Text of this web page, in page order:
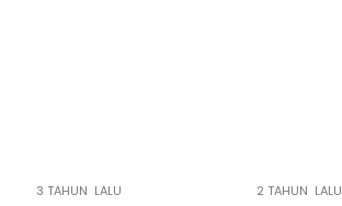
3 TAHUN LALU 2 TAHUN LALU